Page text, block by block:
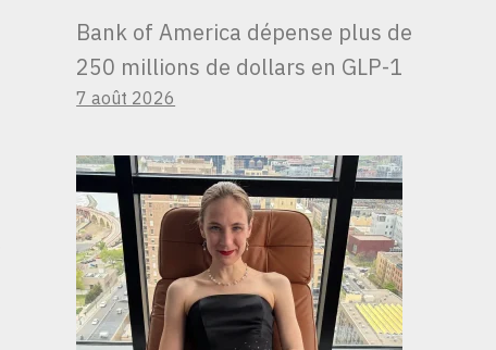
Bank of America dépense plus de
250 millions de dollars en GLP-1
7 août 2026